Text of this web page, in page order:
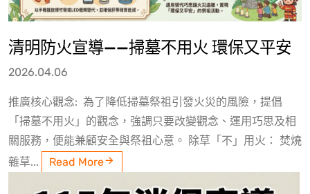
清明防火宣導——掃墓不用火 環保又平安
2026.04.06
推廣核心觀念: 為了降低掃墓祭祖引發火災的風險，提倡
「掃墓不用火」的觀念，強調只要改變觀念、運用巧思及相
關服務，便能兼顧安全與祭祖心意。 除草「不」用火： 焚燒
雜草...
Read More